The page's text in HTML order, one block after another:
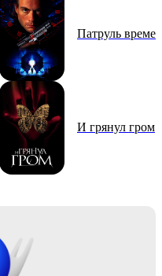
Патруль
И грянул гром